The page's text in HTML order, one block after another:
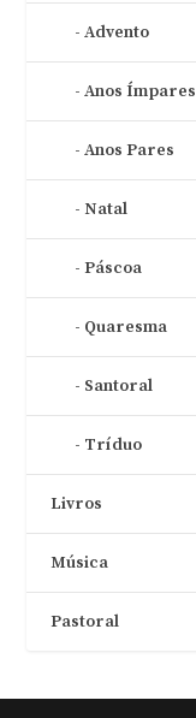
Advento
Anos Ímpares
Anos Pares
Natal
Páscoa
Quaresma
Santoral
Tríduo
Livros
Música
Pastoral